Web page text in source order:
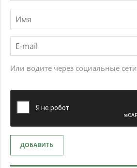
Или водите через социальные сети
ДОБАВИТЬ